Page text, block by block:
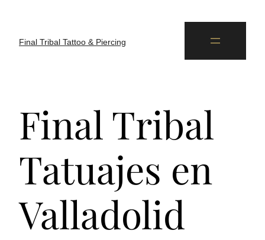
Final Tribal Tattoo & Piercing
Final Tribal
Tatuajes en
Valladolid